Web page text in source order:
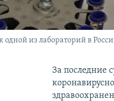
одной из лабораторий в
За последние